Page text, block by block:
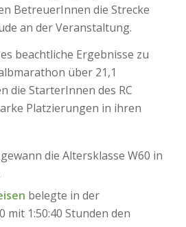
BetreuerInnen die Strecke
an der Veranstaltung.
beachtliche Ergebnisse zu
über 21,1
die StarterInnen des RC
Platzierungen in ihren
gewann die Altersklasse W60 in
belegte in der
mit 1:50:40 Stunden den